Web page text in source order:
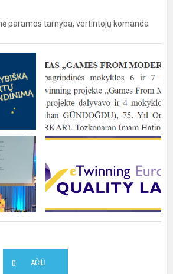
paramos tarnyba, vertintojų komanda
AČIŪ
0